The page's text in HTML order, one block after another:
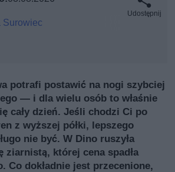
Surowiec
Udostępnij
potrafi postawić na nogi szybciej
— i dla wielu osób to właśnie
cały dzień. Jeśli chodzi Ci po
z wyższej półki, lepszego
nie być. W Dino ruszyła
ziarnistą, której cena spadła
Co dokładnie jest przecenione,